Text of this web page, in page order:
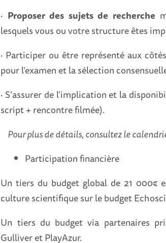
· Proposer des sujets de recherche
lesquels vous ou votre structure êtes
· Participer ou être représenté aux
pour l’examen et la sélection
· S’assurer de l’implication et la
script + rencontre filmée).
Pour plus de détails, consultez le
Participation financière
Un tiers du budget global de 21 000€
culture scientifique sur le budget
Un tiers du budget via partenaires
Gulliver et PlayAzur.